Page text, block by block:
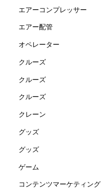
エアーコンプレッサー
エアー配管
オペレーター
クルーズ
クルーズ
クルーズ
クレーン
グッズ
グッズ
ゲーム
コンテンツマーケティング